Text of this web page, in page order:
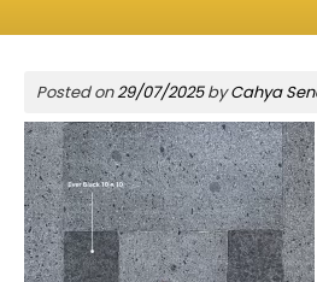
Posted on29/07/2025byCahya